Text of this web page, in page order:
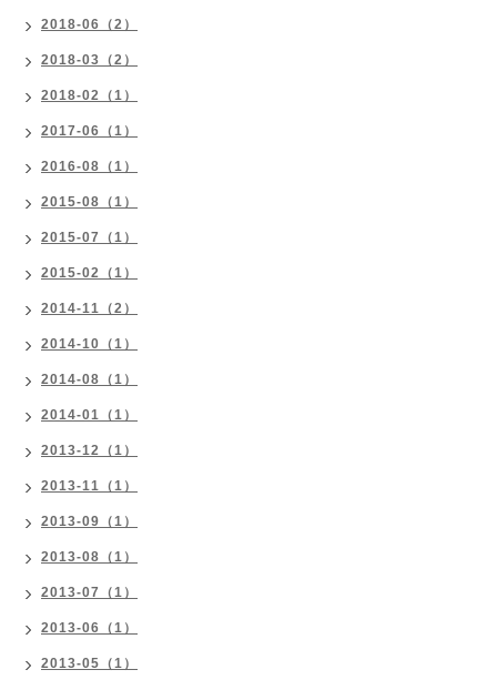
2018-06（2）
2018-03（2）
2018-02（1）
2017-06（1）
2016-08（1）
2015-08（1）
2015-07（1）
2015-02（1）
2014-11（2）
2014-10（1）
2014-08（1）
2014-01（1）
2013-12（1）
2013-11（1）
2013-09（1）
2013-08（1）
2013-07（1）
2013-06（1）
2013-05（1）